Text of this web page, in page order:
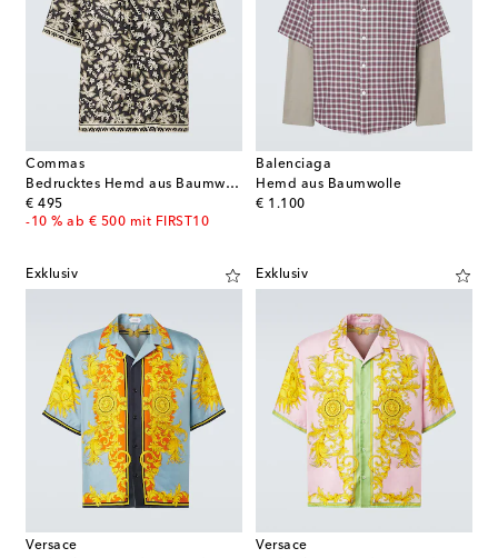
Commas
Bedrucktes Hemd aus Baumwolle und Seide
€ 495
original price
-10 % ab € 500 mit FIRST10
Balenciaga
Hemd aus Baumwolle
€ 1.100
original price
Exklusiv
Versace
Exklusiv
Versace